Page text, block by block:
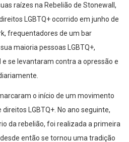
raízes na Rebelião de Stonewall,
LGBTQ+ ocorrido em junho de
frequentadores de um bar
maioria pessoas LGBTQ+,
se levantaram contra a opressão e
o início de um movimento
LGBTQ+. No ano seguinte,
da rebelião, foi realizada a primeira
então se tornou uma tradição